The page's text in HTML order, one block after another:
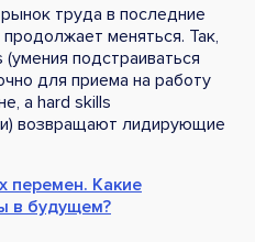
труда в последние
меняться. Так,
подстраиваться
для приема на работу
а hard skills
возвращают лидирующие
перемен. Какие
в будущем?